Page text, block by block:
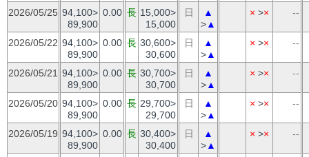
2026/05/25 94,100>
89,900
0.00 長 15,000>
15,000
日
▲
>▲
× >× --
2026/05/22 94,100>
89,900
0.00 長 30,600>
30,600
日
▲
>▲
× >× --
2026/05/21 94,100>
89,900
0.00 長 30,700>
30,700
日
▲
>▲
× >× --
2026/05/20 94,100>
89,900
0.00 長 29,700>
29,700
日
▲
>▲
× >× --
2026/05/19 94,100>
89,900
0.00 長 30,400>
30,400
日
▲
>▲
× >× --